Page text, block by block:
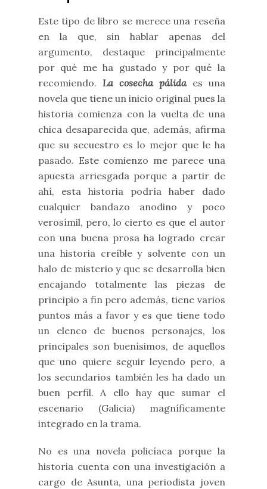
Este tipo de libro se merece una reseña
en la que, sin hablar apenas del
argumento, destaque principalmente
por qué me ha gustado y por qué la
recomiendo. La cosecha pálidaes una
novela que tiene un inicio original pues la
historia comienza con la vuelta de una
chica desaparecida que, además, afirma
que su secuestro es lo mejor que le ha
pasado. Este comienzo me parece una
apuesta arriesgada porque a partir de
ahí, esta historia podría haber dado
cualquier bandazo anodino y poco
verosímil, pero, lo cierto es que el autor
con una buena prosa ha logrado crear
una historia creíble y solvente con un
halo de misterio y que se desarrolla bien
encajando totalmente las piezas de
principio a fin pero además, tiene varios
puntos más a favor y es que tiene todo
un elenco de buenos personajes, los
principales son buenísimos, de aquellos
que uno quiere seguir leyendo pero, a
los secundarios también les ha dado un
buen perfil. A ello hay que sumar el
escenario (Galicia) magníficamente
integrado en la trama.
No es una novela policíaca porque la
historia cuenta con una investigación a
cargo de Asunta, una periodista joven